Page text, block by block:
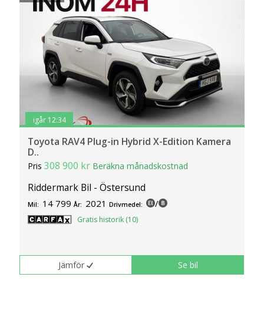
igår 12:34
Toyota RAV4 Plug-in Hybrid X-Edition Kamera
D..
Pris308 900 kr Beräkna månadskostnad
Riddermark Bil - Östersund
Mil: 14 799 År: 2021 Drivmedel: /
Gratis historik (10)
Jämför Se bil